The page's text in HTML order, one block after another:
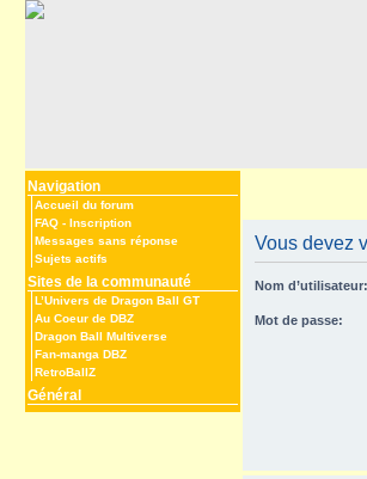
Navigation
Accueil du forum
FAQ - Inscription
Messages sans réponse
Sujets actifs
Sites de la communauté
L’Univers de Dragon Ball GT
Au Coeur de DBZ
Dragon Ball Multiverse
Fan-manga DBZ
RetroBallZ
Général
Vous devez
Nom d’utilisateur:
Mot de passe: